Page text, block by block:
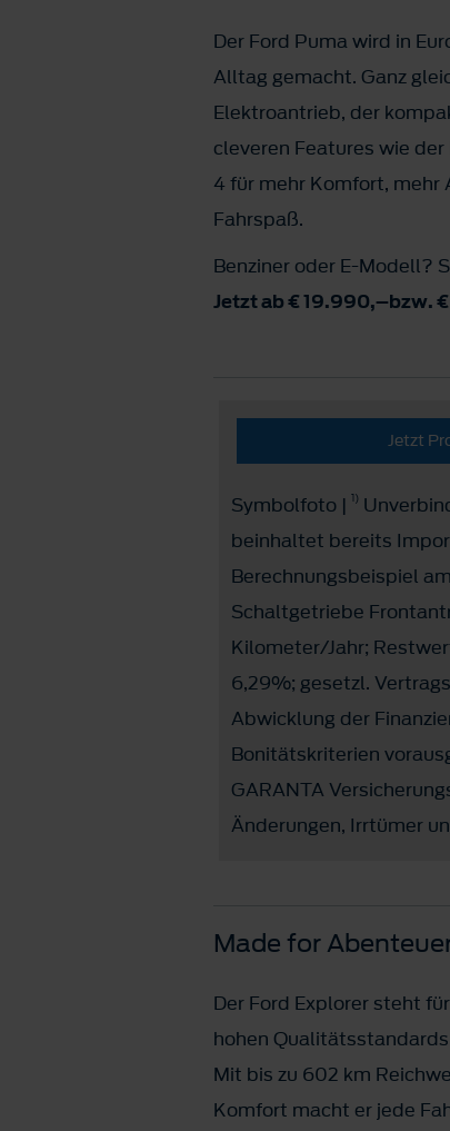
Der Ford Puma wird in
Alltag gemacht. Ganz
Elektroantrieb, der
cleveren Features wie der
4 für mehr Komfort,
Fahrspaß.
Benziner oder E-Modell?
Jetzt ab € 19.990,–bzw.
Jetzt
Symbolfoto | 1)
beinhaltet bereits
Berechnungsbeispiel
Schaltgetriebe
Kilometer/Jahr;
6,29%; gesetzl.
Abwicklung der
Bonitätskriterien
GARANTA
Änderungen, Irrtümer
Made for
Der Ford Explorer steht
hohen
Mit bis zu 602 km
Komfort macht er jede